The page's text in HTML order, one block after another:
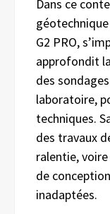
Dans ce
G2 PRO,
approfondit
des
laboratoire,
techniques.
des travaux
ralentie,
de
inadaptées.